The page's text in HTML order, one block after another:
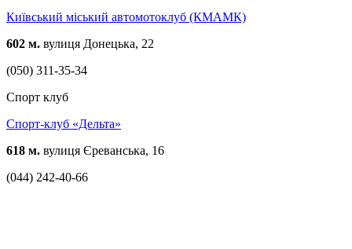
Київський міський автомотоклуб (КМАМК)
602 м. вулиця Донецька, 22
(050) 311-35-34
Спорт клуб
Спорт-клуб «Дельта»
618 м. вулиця Єреванська, 16
(044) 242-40-66